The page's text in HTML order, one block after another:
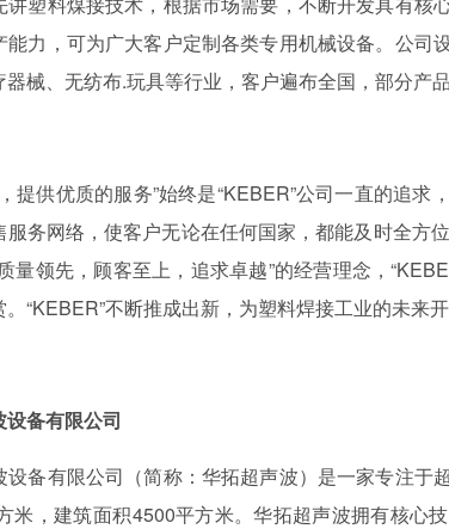
力，可为广大客户定制各类专用机械设备。公司
械、无纺布.玩具等行业，客户遍布全国，部分产
提供优质的服务”始终是“KEBER”公司一直的追
务网络，使客户无论在任何国家，都能及时全方
量领先，顾客至上，追求卓越”的经营理念，
“KEBER”不断推成出新，为塑料焊接工业的未来开
备有限公司
设备有限公司（简称：华拓超声波）是一家专注于
米，建筑面积4500平方米。华拓超声波拥有核心